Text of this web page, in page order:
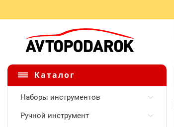
Каталог
Наборы инструментов
Ручной инструмент